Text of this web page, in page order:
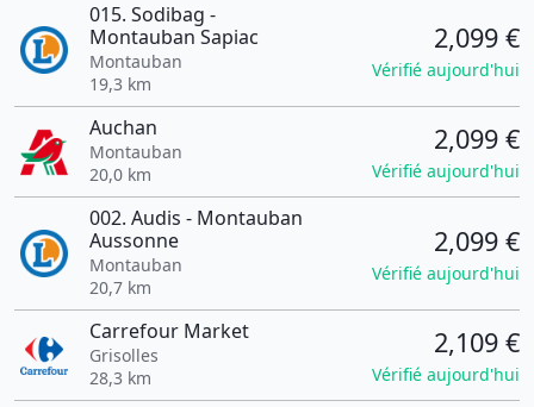
015. Sodibag -
Montauban Sapiac
Montauban
19,3 km
2,099 €
Vérifié aujourd'hui
Auchan
Montauban
20,0 km
2,099 €
Vérifié aujourd'hui
002. Audis - Montauban
Aussonne
Montauban
20,7 km
2,099 €
Vérifié aujourd'hui
Carrefour Market
Grisolles
28,3 km
2,109 €
Vérifié aujourd'hui